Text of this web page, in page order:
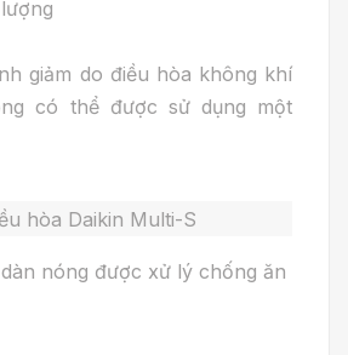
giảm do điều hòa không khí
có thể được sử dụng một
nóng được xử lý chống ăn